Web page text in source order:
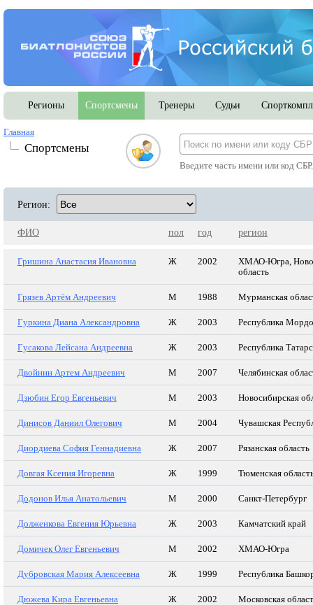
Регионы Спортсмены Тренеры Судьи
Главная
Спортсмены
Введите часть имени или код
Регион:
ФИО пол год регион
Гришина Анастасия Ивановна Ж 2002
ХМАО-Югра,
область
Грязев Артём Андреевич М 1988 Мурманская
Гуркина Диана Александровна Ж 2003 Республика
Гусакова Лейсана Андреевна Ж 2003 Республика
Двойнин Артем Андреевич М 2007 Челябинская
Дзюбин Егор Евгеньевич М 2003 Новосибирская
Динисов Даниил Олегович М 2004 Чувашская
Диордиева София Геннадиевна Ж 2007 Рязанская область
Довгая Ксения Игоревна Ж 1999 Тюменская
Додонов Илья Анатольевич М 2000 Санкт-Петербург
Долженкова Евгения Юрьевна Ж 2003 Камчатский край
Домичек Олег Евгеньевич М 2002 ХМАО-Югра
Дубровская Мария Алексеевна Ж 1999 Республика
Дюжева Кира Евгеньевна Ж 2002 Московская